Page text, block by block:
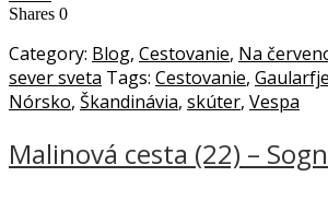
Shares 0
Category: Blog, Cestovanie, Na
sever sveta Tags: Cestovanie,
Nórsko, Škandinávia, skúter, Vespa
Malinová cesta (22) –